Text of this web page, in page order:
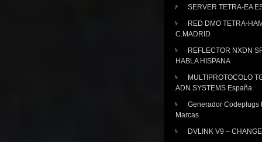
SERVER TETRA-EA
RED DMO TETRA-
C.MADRID
REFLECTOR NXDN
HABLA HISPANA
MULTIPROTOCOLO
ADN SYSTEMS España
Generador Codeplugs
Marcas
DVLINK V9 –